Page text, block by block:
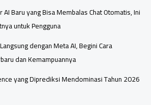
Baru yang Bisa Membalas Chat Otomatis, Ini
untuk Pengguna
dengan Meta AI, Begini Cara
dan Kemampuannya
yang Diprediksi Mendominasi Tahun 2026